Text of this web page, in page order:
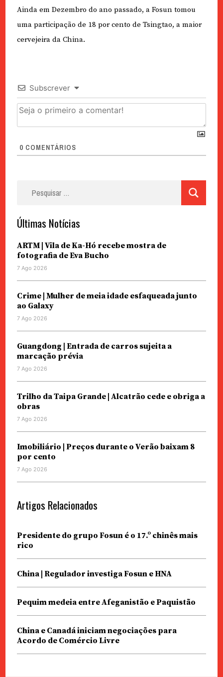
Ainda em Dezembro do ano passado, a Fosun tomou
uma participação de 18 por cento de Tsingtao, a maior
cervejeira da China.
Subscrever
0 COMENTÁRIOS
Últimas Notícias
ARTM | Vila de Ka-Hó recebe mostra de
fotografia de Eva Bucho
7 Ago 2026
Crime | Mulher de meia idade esfaqueada junto
ao Galaxy
7 Ago 2026
Guangdong | Entrada de carros sujeita a
marcação prévia
7 Ago 2026
Trilho da Taipa Grande | Alcatrão cede e obriga a
obras
7 Ago 2026
Imobiliário | Preços durante o Verão baixam 8
por cento
7 Ago 2026
Artigos Relacionados
Presidente do grupo Fosun é o 17.º chinês mais
rico
China | Regulador investiga Fosun e HNA
Pequim medeia entre Afeganistão e Paquistão
China e Canadá iniciam negociações para
Acordo de Comércio Livre